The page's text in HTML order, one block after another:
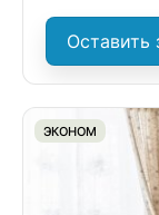
Оставить
ЭКОНОМ